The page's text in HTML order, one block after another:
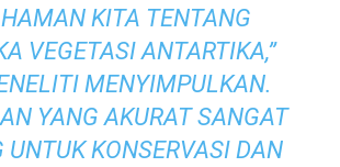
KITA TENTANG
VEGETASI ANTARTIKA,”
MENYIMPULKAN.
YANG AKURAT SANGAT
UNTUK KONSERVASI DAN